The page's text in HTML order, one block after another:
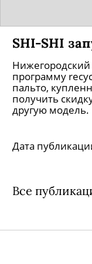
SHI-SHI
Нижегородский
программу
пальто,
получить
другую модель.
Дата
Все